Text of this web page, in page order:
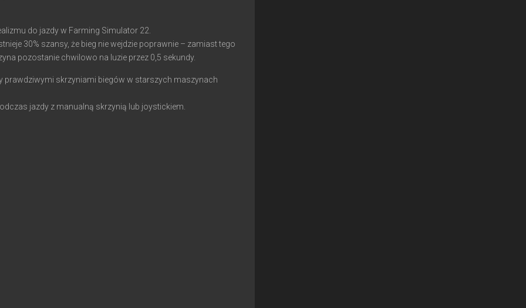
do jazdy w Farming Simulator 22.
30% szansy, że bieg nie wejdzie poprawnie – zamiast tego
pozostanie chwilowo na luzie przez 0,5 sekundy.
prawdziwymi skrzyniami biegów w starszych maszynach
jazdy z manualną skrzynią lub joystickiem.